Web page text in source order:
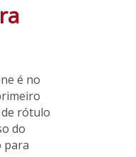
é no
rótulo
do
para